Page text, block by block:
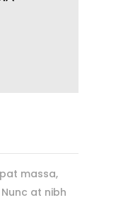
massa,
at nibh